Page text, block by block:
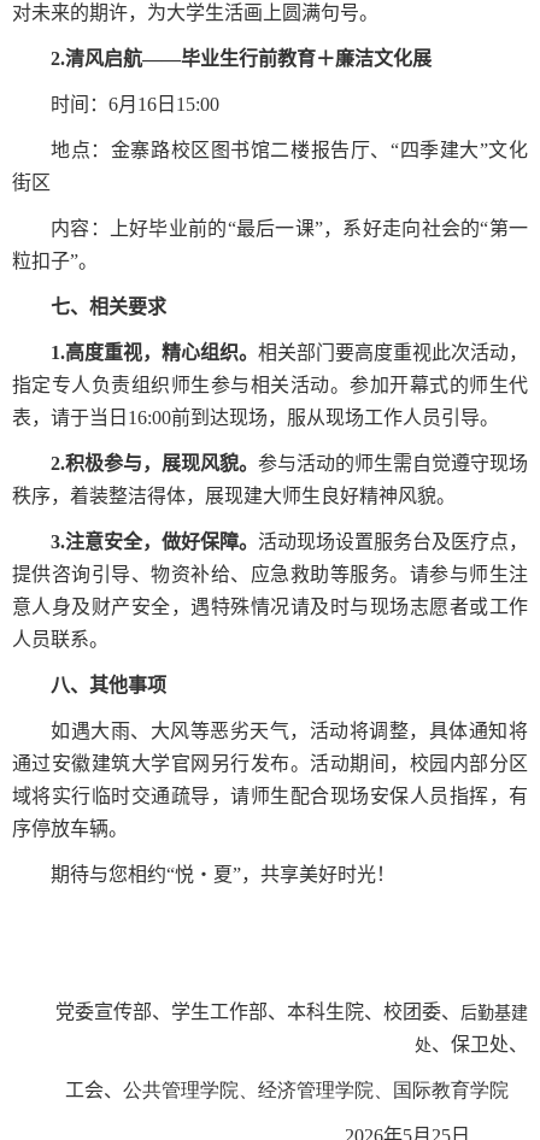
对未来的期许，为大学生活画上圆满句号。
2.清风启航——毕业生行前教育＋廉洁文化展
时间： 6月 16 日 15:00
地点：金寨路校区图书馆二楼报告厅、“四季建大”文化
街区
内容：上好毕业前的“最后一课”，系好走向社会的“第一
粒扣子”。
七、相关要求
1.高度重视，精心组织。 相关部门要高度重视此次活动，
指定专人负责组织师生参与相关活动。参加开幕式的师生代
表，请于当日 16:00前到达现场，服从现场工作人员引导。
2.积极参与，展现风貌。 参与活动的师生需自觉遵守现场
秩序，着装整洁得体，展现建大师生良好精神风貌。
3.注意安全，做好保障。 活动现场设置服务台及医疗点，
提供咨询引导、物资补给、应急救助等服务。请参与师生注
意人身及财产安全，遇特殊情况请及时与现场志愿者或工作
人员联系。
八、其他事项
如遇大雨、大风等恶劣天气，活动将调整，具体通知将
通过安徽建筑大学官网 另行发布。活动期间，校园内部分区
域将实行临时交通疏导，请师生配合现场安保人员指挥，有
序停放车辆。
期待与您相约“悦・夏”，共享美好时光！
党委宣传部、 学生工作部、本科生院、校团委、
后勤基建
处、保卫处、
工会、 公共管理学院、经济管理学院、国际教育学院
2026年5月 25 日